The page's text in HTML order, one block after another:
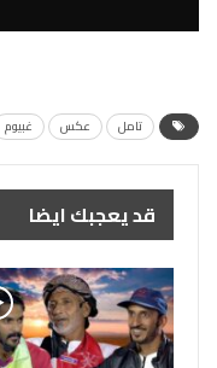
تامل عكس غبيوم
قد يعجبك ايضا